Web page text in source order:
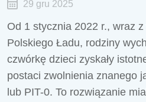
29 gru 2025
Od 1 stycznia 2022 r., wraz
Polskiego Ładu, rodziny
czwórkę dzieci zyskały
postaci zwolnienia znanego
lub PIT-0. To rozwiązanie